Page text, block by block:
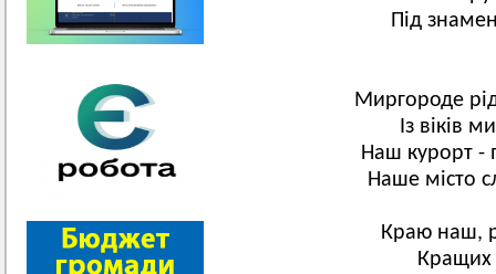
Під
Миргороде
Із віків
Наш курорт -
Наше місто
Краю наш,
Кращих